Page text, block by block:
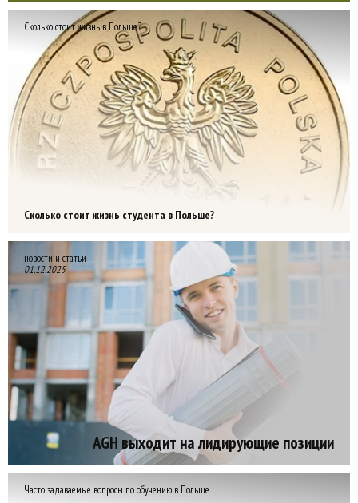
Сколько стоит жизнь в Польше?
Сколько стоит жизнь студента в Польше?
новости и статьи
01.12.2025
AGH выходит на лидирующие позиции
Часто задаваемые вопросы по обучению в Польше